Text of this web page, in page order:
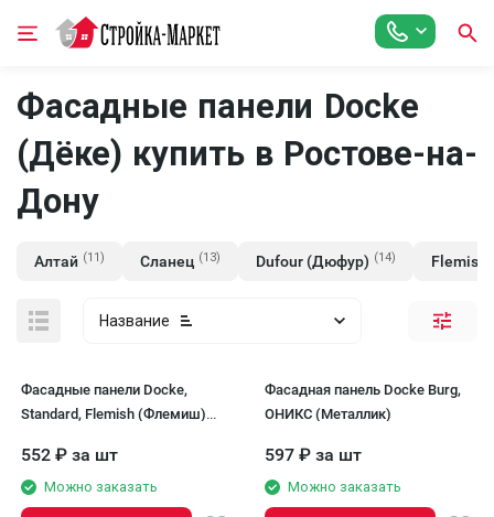
Фасадные панели Docke
(Дёке) купить в Ростове-на-
Дону
Алтай (11) Сланец (13) Dufour (Дюфур) (14)
Название
Фасадные панели Docke,
Standard, Flemish (Флемиш)
552 ₽ за шт
Можно заказать
Фасадная панель Docke Burg,
ОНИКС (Металлик)
597 ₽ за шт
Можно заказать